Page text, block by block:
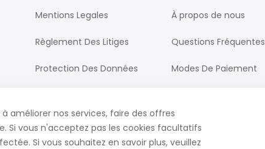
Mentions Legales
Règlement Des Litiges
Protection Des Données
CGV
À propos de nous
Questions Fréquentes
Modes De Paiement
Contact
améliorer nos services, faire des offres
Si vous n'acceptez pas les cookies facultatifs
Si vous souhaitez en savoir plus, veuillez